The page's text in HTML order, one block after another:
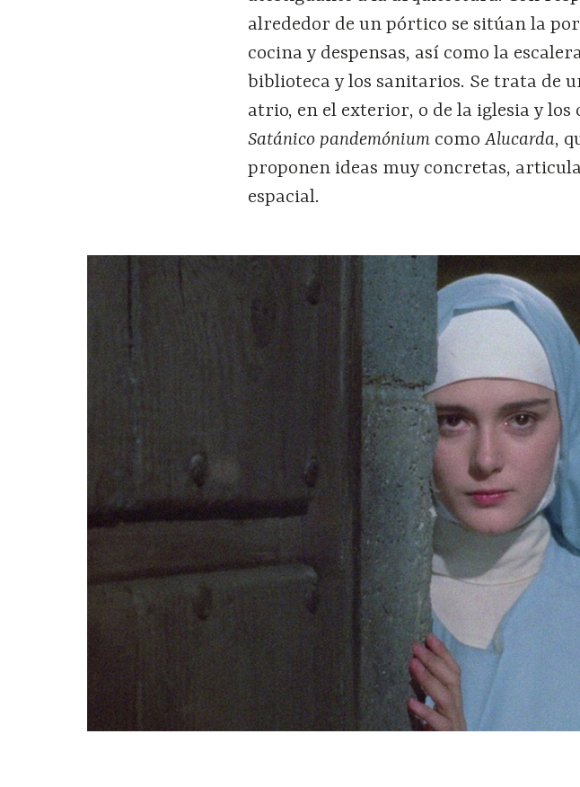
alrededor de un pórtico se sitúan la
cocina y despensas, así como la
biblioteca y los sanitarios. Se trata de
atrio, en el exterior, o de la iglesia y los
Satánico pandemónium comoAlucarda,
proponen ideas muy concretas,
espacial.